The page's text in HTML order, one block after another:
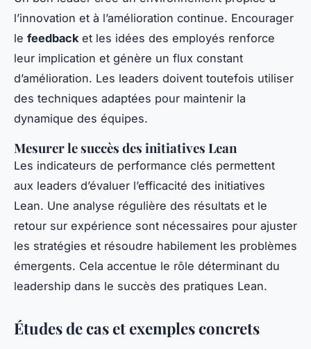
l’innovation et à l’amélioration continue. Encourager
le feedbacket les idées des employés renforce
leur implication et génère un flux constant
d’amélioration. Les leaders doivent toutefois utiliser
des techniques adaptées pour maintenir la
dynamique des équipes.
Mesurer le succès des initiatives Lean
Les indicateurs de performance clés permettent
aux leaders d’évaluer l’efficacité des initiatives
Lean. Une analyse régulière des résultats et le
retour sur expérience sont nécessaires pour ajuster
les stratégies et résoudre habilement les problèmes
émergents. Cela accentue le rôle déterminant du
leadership dans le succès des pratiques Lean.
Études de cas et exemples concrets